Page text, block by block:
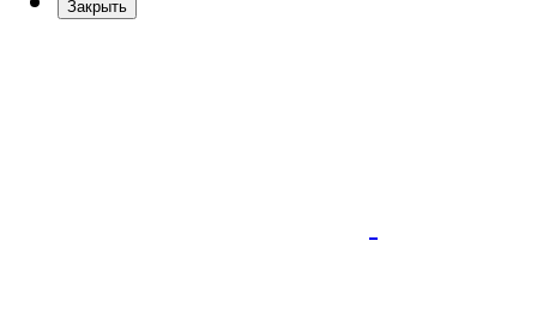
Закрыть